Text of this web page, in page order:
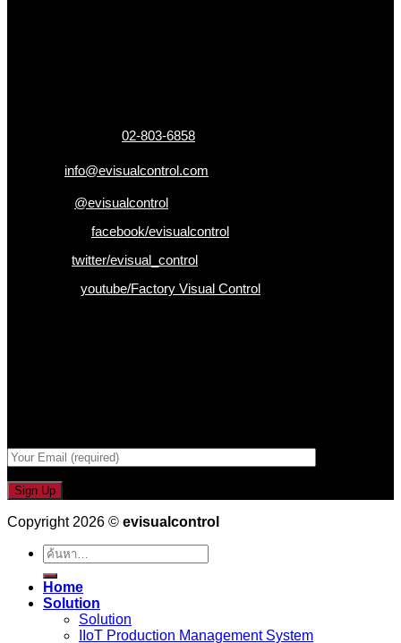
02-803-6858
info@evisualcontrol.com
@evisualcontrol
facebook/evisualcontrol
twitter/evisual_control
youtube/Factory Visual Control
Copyright 2026 © evisualcontrol
ค้นหา:
Home
Solution
Solution
IIoT Production Management System